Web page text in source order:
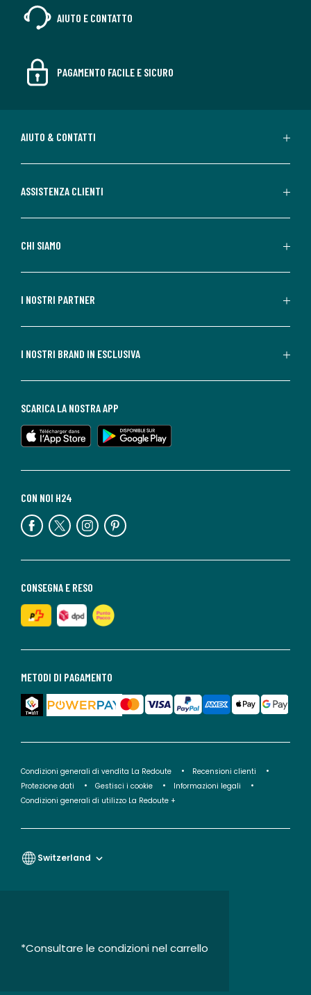
AIUTO E CONTATTO
PAGAMENTO FACILE E SICURO
AIUTO & CONTATTI
ASSISTENZA CLIENTI
CHI SIAMO
I NOSTRI PARTNER
I NOSTRI BRAND IN ESCLUSIVA
METODI DI PAGAMENTO
CONSEGNA E RESO
CON NOI H24
SCARICA LA NOSTRA APP
Condizioni generali di vendita La Redoute
Recensioni clienti
Protezione dati
Gestisci i cookie
Informazioni legali
Condizioni generali di utilizzo La Redoute +
Switzerland
*Consultare le condizioni nel carrello